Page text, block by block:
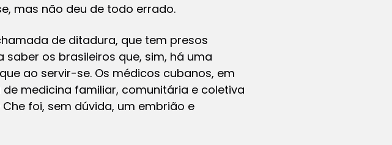
mas não deu de todo errado.
chamada de ditadura, que tem presos
os brasileiros que, sim, há uma
ao servir-se. Os médicos cubanos, em
medicina familiar, comunitária e coletiva
foi, sem dúvida, um embrião e